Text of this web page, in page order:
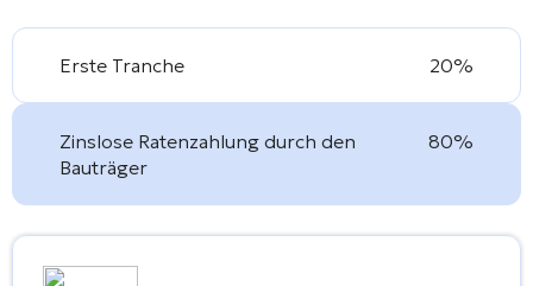
Erste Tranche 20%
Zinslose Ratenzahlung durch den
Bauträger
80%